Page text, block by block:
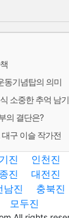
동기념탑의 의미
소중한 추억 남
의 결단은?
구 이슬 작가전
진 인천진
진 대전진
남진 충북진
모두진